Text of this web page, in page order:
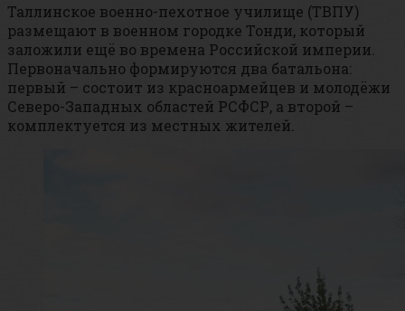
Таллинское военно-пехотное училище (ТВПУ)
размещают в военном городке Тонди, который
заложили ещё во времена Российской империи.
Первоначально формируются два батальона:
первый – состоит из красноармейцев и молодёжи
Северо-Западных областей РСФСР, а второй –
комплектуется из местных жителей.